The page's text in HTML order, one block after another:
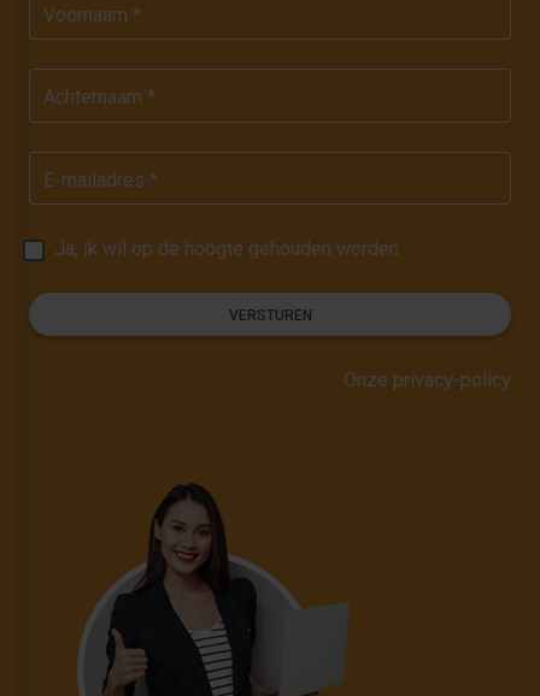
Voornaam *
Achternaam *
E-mailadres *
Ja, ik wil op de hoogte gehouden worden
VERSTUREN
Onze privacy-policy